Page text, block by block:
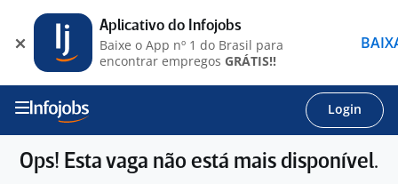
Login
Ops! Esta vaga não está mais disponível.
Aplicativo do Infojobs
Baixe o App nº 1 do Brasil para
encontrar empregos GRÁTIS!!